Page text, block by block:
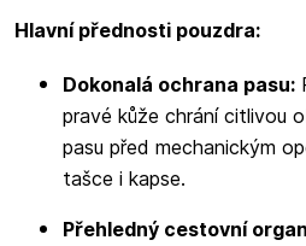
Hlavní přednosti pouzdra:
Dokonalá ochrana pasu:
pravé kůže chrání citlivou
pasu před mechanickým
tašce i kapse.
Přehledný cestovní